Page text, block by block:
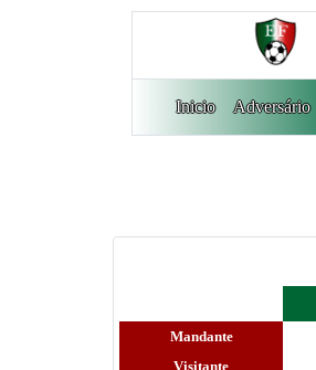
Inicio Adversário
Mandante
Visitante